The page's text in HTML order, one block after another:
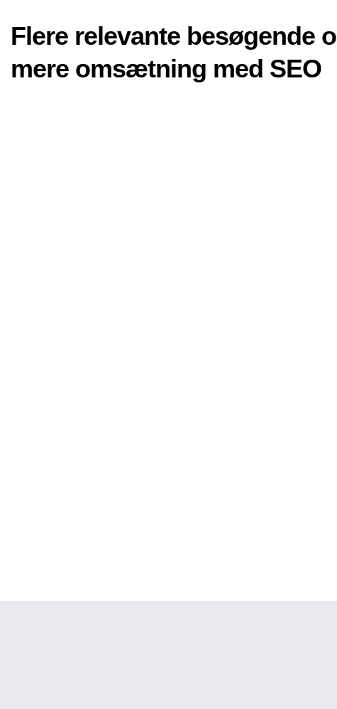
Flere relevante besøgende
mere omsætning med SEO